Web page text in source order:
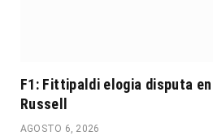
F1: Fittipaldi elogia disputa
Russell
AGOSTO 6, 2026